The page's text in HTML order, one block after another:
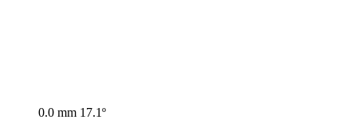
0.0 mm 17.1º